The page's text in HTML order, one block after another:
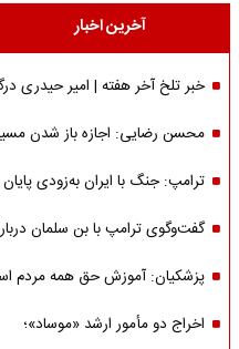
آخرین اخبار
خبر تلخ آخر هفته | امیر
محسن رضایی: اجازه باز شدن
ترامپ: جنگ با ایران به‌زودی
گفت‌وگوی ترامپ با بن سلمان
پزشکیان: آموزش حق همه مردم
اخراج دو مأمور ارشد «موساد»؛